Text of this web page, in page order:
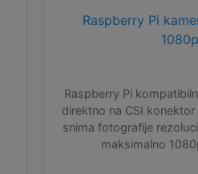
Raspberry Pi
1080p
Raspberry Pi
direktno na CSI
snima fotografije
maksimalno